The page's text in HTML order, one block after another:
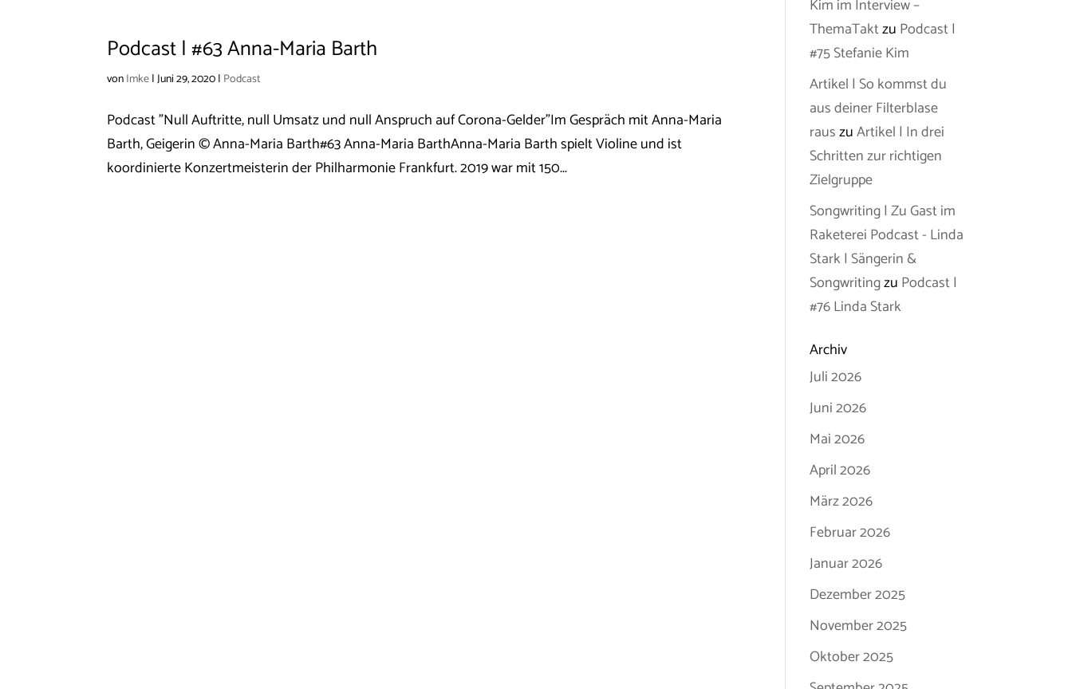
Podcast | #63 Anna-Maria Barth
vonImke|Juni 29, 2020| Podcast
Podcast "Null Auftritte, null Umsatz und null Anspruch auf Corona-Gelder"Im Gespräch mit Anna-Maria
Barth, Geigerin © Anna-Maria Barth#63 Anna-Maria BarthAnna-Maria Barth spielt Violine und ist
koordinierte Konzertmeisterin der Philharmonie Frankfurt. 2019 war mit 150...
Kim im Interview –
ThemaTaktzu Podcast |
#75 Stefanie Kim
Artikel | So kommst du
aus deiner Filterblase
rauszuArtikel | In drei
Schritten zur richtigen
Zielgruppe
Songwriting | Zu Gast im
Raketerei Podcast - Linda
Stark | Sängerin &
Songwritingzu Podcast |
#76 Linda Stark
Archiv
Juli 2026
Juni 2026
Mai 2026
April 2026
März 2026
Februar 2026
Januar 2026
Dezember 2025
November 2025
Oktober 2025